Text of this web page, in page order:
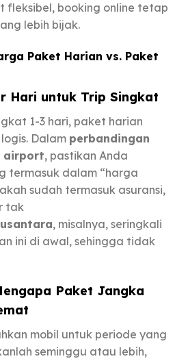
fleksibel, booking online tetap
lebih bijak.
Paket Harian vs. Paket
Hari untuk Trip Singkat
1-3 hari, paket harian
Dalam perbandingan
airport, pastikan Anda
termasuk dalam “harga
sudah termasuk asuransi,
tak
, misalnya, seringkali
ini di awal, sehingga tidak
Paket Jangka
mobil untuk periode yang
seminggu atau lebih,